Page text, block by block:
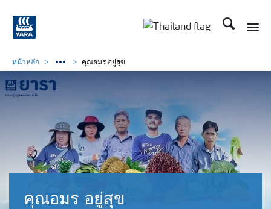
ค้นหา
คุณอมร อยู่สุข
หน้าหลัก คุณอมร อยู่สุข